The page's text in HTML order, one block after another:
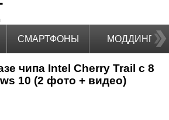
СМАРТФОНЫ МОДДИНГ
чипа Intel Cherry Trail с 8
10 (2 фото + видео)